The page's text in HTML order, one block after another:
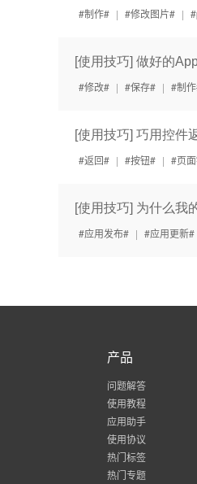
制作
| 修改图片 |
[使用技巧] 做好的
修改
| 保存 | 制作
[使用技巧] 巧用控件
返回
| 按钮 | 页
[使用技巧] 为什么我
应用发布
| 应用更新
产品
问题解答
使用教程
应用助手
使用协议
热门标签
热门专题